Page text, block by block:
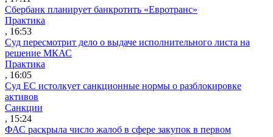
Сбербанк планирует банкротить «Евротранс»
Практика
, 16:53
Суд пересмотрит дело о выдаче исполнительного листа на
решение МКАС
Практика
, 16:05
Суд ЕС истолкует санкционные нормы о разблокировке
активов
Санкции
, 15:24
ФАС раскрыла число жалоб в сфере закупок в первом